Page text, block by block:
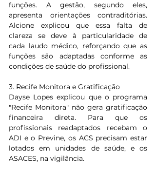
funções. A gestão, segundo eles,
apresenta orientações contraditórias.
Alcione explicou que essa falta de
clareza se deve à particularidade de
cada laudo médico, reforçando que as
funções são adaptadas conforme as
condições de saúde do profissional.
3. Recife Monitora e Gratificação
Dayse Lopes explicou que o programa
"Recife Monitora" não gera gratificação
financeira direta. Para que os
profissionais readaptados recebam o
ADI e o Previne, os ACS precisam estar
lotados em unidades de saúde, e os
ASACES, na vigilância.